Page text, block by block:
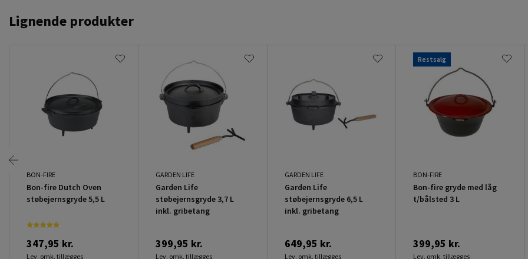
Lignende produkter
BON-FIRE
Bon-fire Dutch Oven
støbejernsgryde 5,5 L
347,95 kr.
Lev. omk. tillægges
GARDEN LIFE
Garden Life
støbejernsgryde 3,7 L
inkl. gribetang
399,95 kr.
Lev. omk. tillægges
GARDEN LIFE
Garden Life
støbejernsgryde 6,5 L
inkl. gribetang
649,95 kr.
Lev. omk. tillægges
Restsalg
BON-FIRE
Bon-fire gryde med låg
t/bålsted 3 L
399,95 kr.
Lev. omk. tillægges